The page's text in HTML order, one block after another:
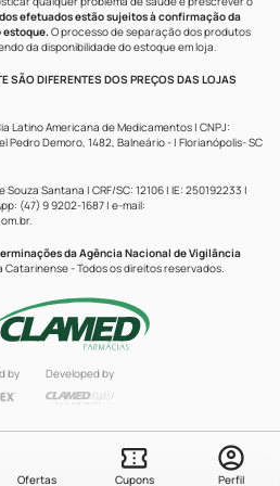
Ofertas Cupons Perfil
efetuados estão sujeitos à confirmação da
estoque.O processo de separação dos produtos
da disponibilidade do estoque em loja.
SÃO DIFERENTES DOS PREÇOS DAS LOJAS
Cia Latino Americana de Medicamentos | CNPJ:
Pedro Demoro, 1482, Balneário - | Florianópolis- SC
Santana | CRF/SC: 12106 | IE: 250192233 |
(47) 9 9202-1687 | e-mail:
.
da Agência Nacional de Vigilância
- Todos os direitos reservados.
by Developed by